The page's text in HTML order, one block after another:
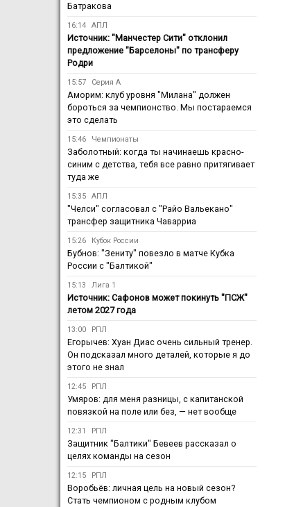
Батракова
16:14 АПЛ
Источник: "Манчестер Сити" отклонил
предложение "Барселоны" по трансферу
Родри
15:57 Серия А
Аморим: клуб уровня "Милана" должен
бороться за чемпионство. Мы постараемся
это сделать
15:46 Чемпионаты
Заболотный: когда ты начинаешь красно-
синим с детства, тебя все равно притягивает
туда же
15:35 АПЛ
"Челси" согласовал с "Райо Вальекано"
трансфер защитника Чаварриа
15:26 Кубок России
Бубнов: "Зениту" повезло в матче Кубка
России с "Балтикой"
15:13 Лига 1
Источник: Сафонов может покинуть "ПСЖ"
летом 2027 года
13:00 РПЛ
Егорычев: Хуан Диас очень сильный тренер.
Он подсказал много деталей, которые я до
этого не знал
12:45 РПЛ
Умяров: для меня разницы, с капитанской
повязкой на поле или без, — нет вообще
12:31 РПЛ
Защитник "Балтики" Бевеев рассказал о
целях команды на сезон
12:15 РПЛ
Воробьёв: личная цель на новый сезон?
Стать чемпионом с родным клубом